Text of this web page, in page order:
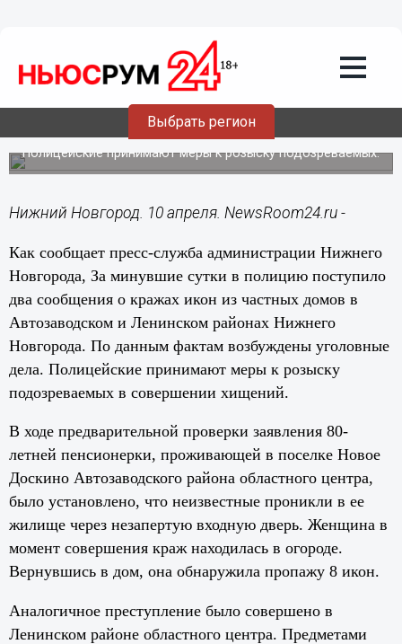
Выбрать регион
10.04.201417:45
12 икон похищены из частных домов
Нижнего Новгорода
Полицейские принимают меры к розыску подозреваемых.
Нижний Новгород. 10 апреля. NewsRoom24.ru -
Как сообщает пресс-служба администрации Нижнего
Новгорода, За минувшие сутки в полицию поступило
два сообщения о кражах икон из частных домов в
Автозаводском и Ленинском районах Нижнего
Новгорода. По данным фактам возбуждены уголовные
дела. Полицейские принимают меры к розыску
подозреваемых в совершении хищений.
В ходе предварительной проверки заявления 80-
летней пенсионерки, проживающей в поселке Новое
Доскино Автозаводского района областного центра,
было установлено, что неизвестные проникли в ее
жилище через незапертую входную дверь. Женщина в
момент совершения краж находилась в огороде.
Вернувшись в дом, она обнаружила пропажу 8 икон.
Аналогичное преступление было совершено в
Ленинском районе областного центра. Предметами